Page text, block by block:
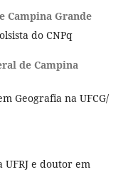
Campina Grande
do CNPq
de Campina
Geografia na UFCG/
UFRJ e doutor em